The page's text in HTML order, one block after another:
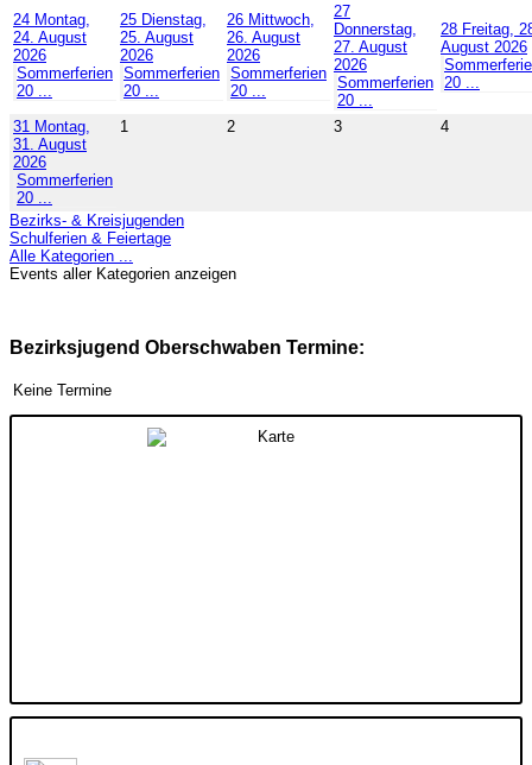
24 Montag,
24. August
2026
Sommerferien
20 ...
25 Dienstag,
25. August
2026
Sommerferien
20 ...
26 Mittwoch,
26. August
2026
Sommerferien
20 ...
27
Donnerstag,
27. August
2026
Sommerferien
20 ...
28 Freitag,
August 2026
20 ...
31 Montag,
31. August
2026
Sommerferien
20 ...
1 2 3 4
Bezirks- & Kreisjugenden
Schulferien & Feiertage
Alle Kategorien ...
Events aller Kategorien anzeigen
Bezirksjugend Oberschwaben Termine:
Keine Termine